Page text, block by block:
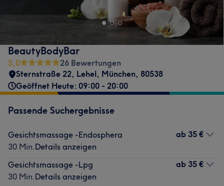
BeautyBodyBar
5,0
26 Bewertungen
Sternstraße 22, Lehel, München, 80538
Geöffnet Heute: 09:00 - 20:00
Passende Suchergebnisse
Gesichtsmassage -Endosphera
30 Min.Details anzeigen
ab 35 €
Gesichtsmassage -Lpg
30 Min.Details anzeigen
ab 35 €